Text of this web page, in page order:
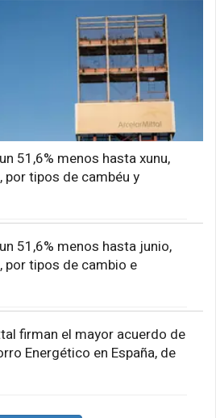
51,6% menos hasta xunu,
tipos de cambéu y
51,6% menos hasta junio,
por tipos de cambio e
firman el mayor acuerdo de
Energético en España, de